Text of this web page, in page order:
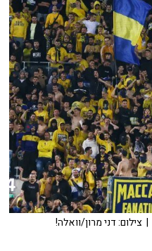
| צילום: דני מרון/וואלה!